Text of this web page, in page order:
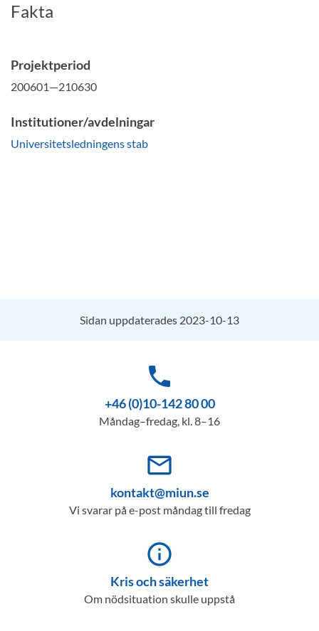
Fakta
Projektperiod
200601—210630
Institutioner/avdelningar
Universitetsledningens stab
Sidan uppdaterades 2023-10-13
phone
+46 (0)10-142 80 00
Måndag–fredag, kl. 8–16
mail_outline
kontakt@miun.se
Vi svarar på e-post måndag till fredag
info_outline
Kris och säkerhet
Om nödsituation skulle uppstå